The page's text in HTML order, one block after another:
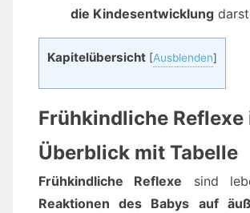
die Kindesentwicklung
Kapitelübersicht [Ausblenden]
Frühkindliche Reflexe
Überblick mit Tabelle
Frühkindliche Reflexe sind
Reaktionen des Babys auf